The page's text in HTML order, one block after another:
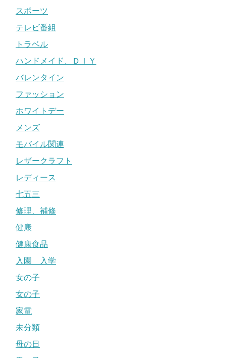
スポーツ
テレビ番組
トラベル
ハンドメイド、ＤＩＹ
バレンタイン
ファッション
ホワイトデー
メンズ
モバイル関連
レザークラフト
レディース
七五三
修理、補修
健康
健康食品
入園 入学
女の子
女の子
家電
未分類
母の日